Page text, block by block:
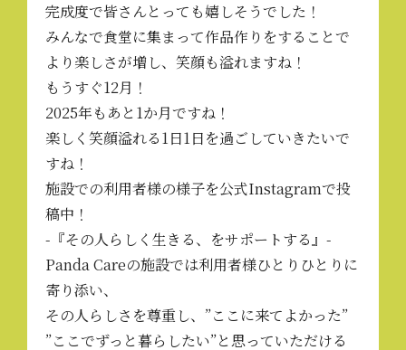
完成度で皆さんとっても嬉しそうでした！
みんなで食堂に集まって作品作りをすることで
より楽しさが増し、笑顔も溢れますね！
もうすぐ12月！
2025年もあと1か月ですね！
楽しく笑顔溢れる1日1日を過ごしていきたいで
すね！
施設での利用者様の様子を公式Instagramで投
稿中！
-『その人らしく生きる、をサポートする』-
Panda Careの施設では利用者様ひとりひとりに
寄り添い、
その人らしさを尊重し、”ここに来てよかった”
”ここでずっと暮らしたい”と思っていただける